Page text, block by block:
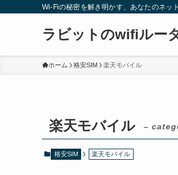
Wi-Fiの秘密を解き明かす、あなたのネッ
ラビットのwifiルー
ホーム 格安SIM 楽天モバイル
楽天モバイル –
格安SIM 楽天モバイル